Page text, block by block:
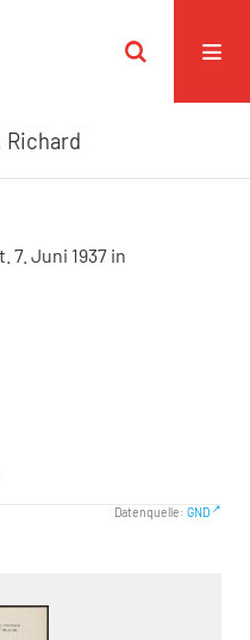
Richard
7. Juni 1937 in
Datenquelle: GND